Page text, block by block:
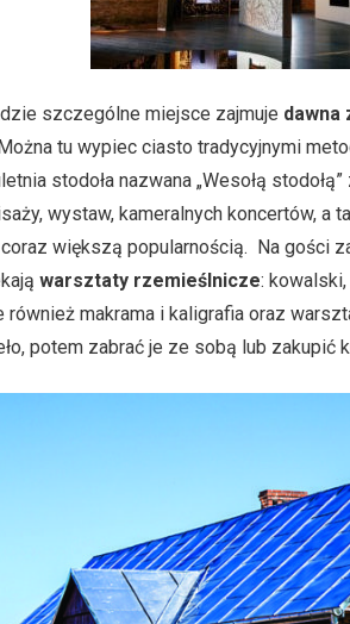
szczególne miejsce zajmuje dawna
tu wypiec ciasto tradycyjnymi
stodoła nazwana „Wesołą
wystaw, kameralnych koncertów, a
większą popularnością. Na gości
warsztaty rzemieślnicze:
również makrama i kaligrafia oraz
potem zabrać je ze sobą lub zakupić